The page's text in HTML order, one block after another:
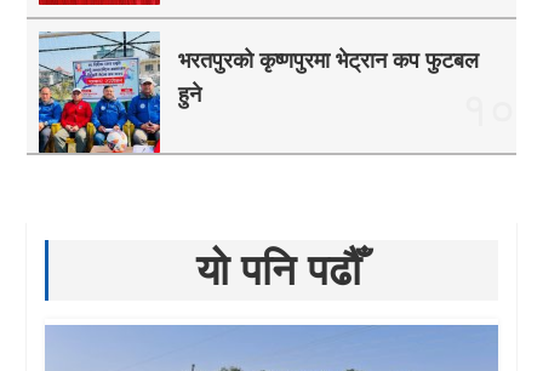
भरतपुरको कृष्णपुरमा भेट्रान कप फुटबल
हुने
यो पनि पढौँ